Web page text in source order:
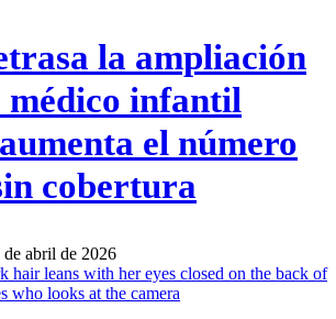
la ampliación
médico infantil
el número
cobertura
de abril de 2026